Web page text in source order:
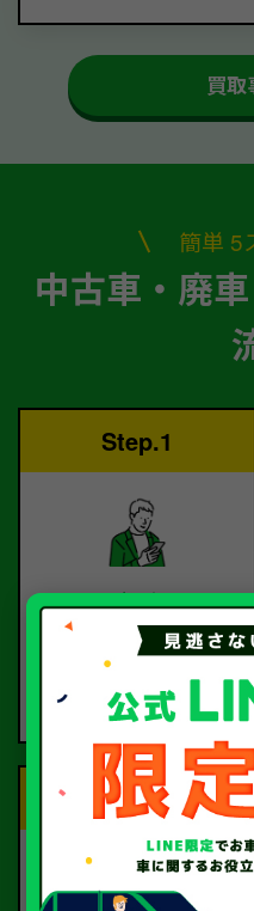
買取
簡単 5
中古車・廃
Step.1
ご依頼
お電話または査定フォー
ご依頼ください。
Step.3